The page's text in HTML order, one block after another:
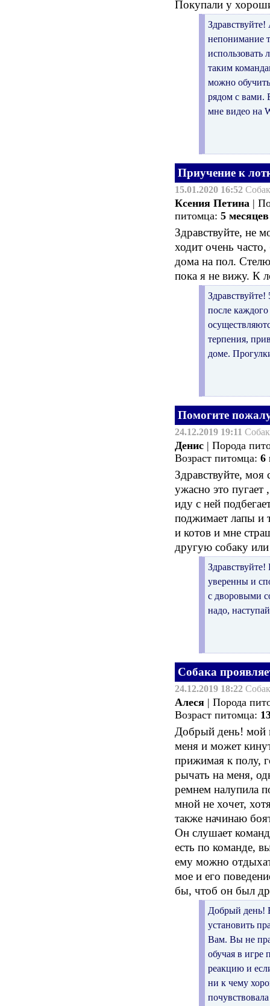
Покупали у
Здравствуйте!
непонимание
использовать
таким
можно
рядом с вами.
мне видео на
Приучение к
15.01.2020 16:52
Ксения Петина |
питомца: 5 месяцев
Здравствуйте, не
ходит очень
дома на пол.
пока я не вижу. К
после
терпения,
доме.
Помогите
24.12.2019 19:11
Денис | Порода
Возраст питомца: 6
Здравствуйте,
ужасно это пугает
иду с ней
поджимает лапы и
и котов и мне
другую собаку
Здравствуйте!
уверенны и
с дворовыми
надо,
Собака
24.12.2019 18:22
Алеся | Порода
Возраст питомца:
Добрый день! мой
меня и может
прижимая к полу,
рычать на меня,
ремнем налупила
мной не хочет,
также начинаю
Он слушает
есть по команде,
ему можно
мое и его
бы, чтоб он был
Добрый день!
установить
Вам. Вы не
обучая в игре
реакцию и
ни к чему